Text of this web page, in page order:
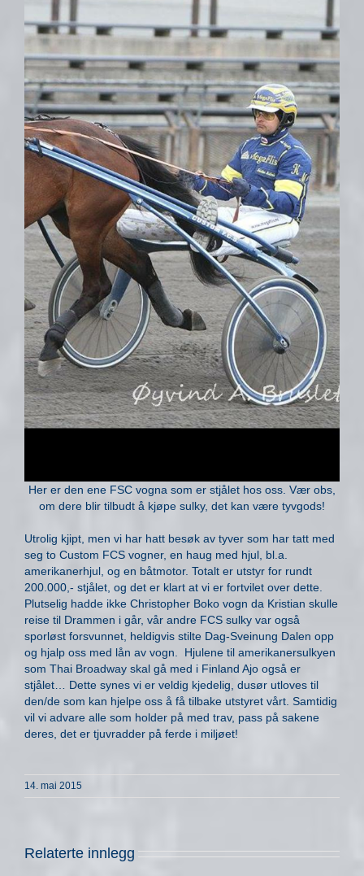
Her er den ene FSC vogna som er stjålet hos oss. Vær obs,
om dere blir tilbudt å kjøpe sulky, det kan være tyvgods!
Utrolig kjipt, men vi har hatt besøk av tyver som har tatt med
seg to Custom FCS vogner, en haug med hjul, bl.a.
amerikanerhjul, og en båtmotor. Totalt er utstyr for rundt
200.000,- stjålet, og det er klart at vi er fortvilet over dette.
Plutselig hadde ikke Christopher Boko vogn da Kristian skulle
reise til Drammen i går, vår andre FCS sulky var også
sporløst forsvunnet, heldigvis stilte Dag-Sveinung Dalen opp
og hjalp oss med lån av vogn. Hjulene til amerikanersulkyen
som Thai Broadway skal gå med i Finland Ajo også er
stjålet… Dette synes vi er veldig kjedelig, dusør utloves til
den/de som kan hjelpe oss å få tilbake utstyret vårt. Samtidig
vil vi advare alle som holder på med trav, pass på sakene
deres, det er tjuvradder på ferde i miljøet!
14. mai 2015
Relaterte innlegg